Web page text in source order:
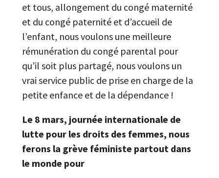
et tous, allongement du congé maternité
et du congé paternité et d’accueil de
l’enfant, nous voulons une meilleure
rémunération du congé parental pour
qu’il soit plus partagé, nous voulons un
vrai service public de prise en charge de la
petite enfance et de la dépendance !
Le 8 mars, journée internationale de
lutte pour les droits des femmes, nous
ferons la grève féministe partout dans
le monde pour